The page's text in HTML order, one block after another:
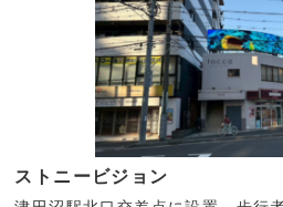
ストニービジョン